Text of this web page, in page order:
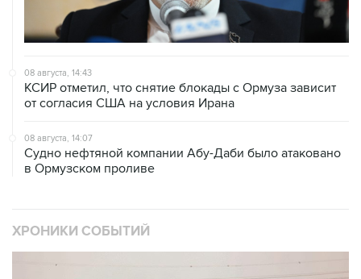
08 августа, 14:43
КСИР отметил, что снятие блокады с Ормуза зависит
от согласия США на условия Ирана
08 августа, 14:07
Судно нефтяной компании Абу-Даби было атаковано
в Ормузском проливе
ХРОНИКИ СОБЫТИЙ